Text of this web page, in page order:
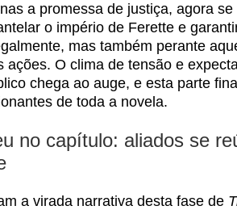
a promessa de justiça, agora
o império de Ferette e
mas também perante
ações. O clima de tensão e
chega ao auge, e esta parte
de toda a novela.
no capítulo: aliados se
a virada narrativa desta fase de